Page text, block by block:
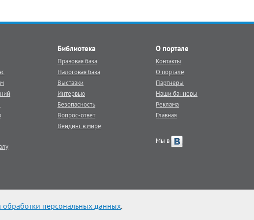
Библиотека
Правовая база
Налоговая база
Выставки
Интервью
Безопасность
Вопрос-ответ
Вендинг в мире
О портале
Контакты
О портале
Партнеры
Наши баннеры
Реклама
Главная
Мы в
на veq.ru обязательна.
обработки персональных данных.